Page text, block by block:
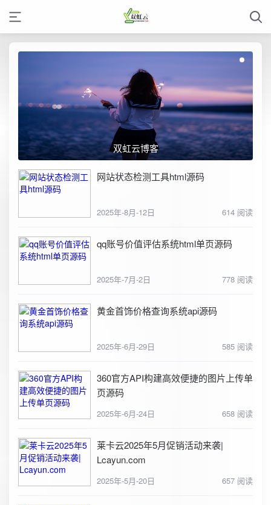
双虹云博客
网站状态检测工具html源码
2025年-8月-12日 614 阅读
qq账号价值评估系统html单页源码
2025年-7月-2日 778 阅读
黄金首饰价格查询系统api源码
2025年-6月-29日 585 阅读
360官方API构建高效便捷的图片上传单
页源码
2025年-6月-24日 658 阅读
莱卡云2025年5月促销活动来袭|
Lcayun.com
2025年-5月-20日 657 阅读